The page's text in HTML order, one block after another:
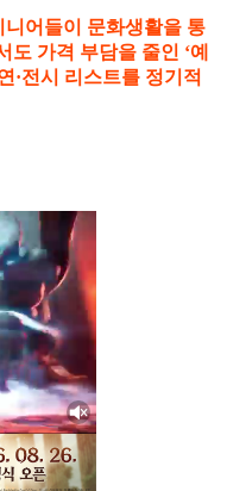
니어들이 문화생활을 통
가격 부담을 줄인 ‘예
·전시 리스트를 정기적